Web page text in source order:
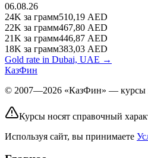
06.08.26
24K за грамм510,19 AED
22K за грамм467,80 AED
21K за грамм446,87 AED
18K за грамм383,03 AED
Gold rate in Dubai, UAE →
КазФин
© 2007—2026 «КазФин» — курсы
Курсы носят справочный
Используя сайт, вы принимаете